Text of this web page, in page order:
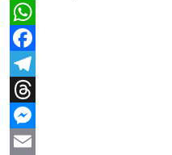
WhatsApp
Facebook
Telegram
Threads
Messenger